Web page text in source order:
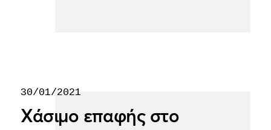
30/01/2021
Χάσιμο επαφής στο